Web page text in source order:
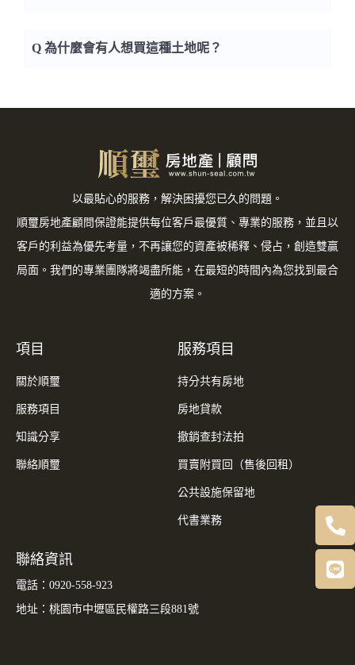
A 規劃為道路用地的土地，並不會因為買賣而有
Q 為什麼會有人想買這種土地呢？
以最貼心的服務，解決困擾您已久的問題。
順璽房地產顧問保證能提供每位客戶最優質、專業的服務，並且以
客戶的利益為優先考量，不再讓您的資產被稀釋、侵占，創造雙贏
局面。我們的專業團隊將竭盡所能，在最短的時間內為您找到最合
適的方案。
項目
關於順璽
服務項目
知識分享
聯絡順璽
服務項目
持分共有房地
房地貸款
撤銷查封法拍
買賣附買回（售後回租）
公共設施保留地
代書業務
聯絡資訊
電話： 0920-558-923
地址： 桃園市中壢區民權路三段881號